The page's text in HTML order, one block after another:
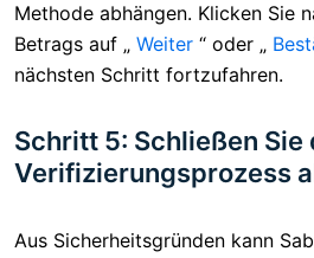
Methode abhängen. Klicken Sie
Betrags auf „ Weiter “ oder „
nächsten Schritt fortzufahren.
Schritt 5: Schließen Sie
Verifizierungsprozess
Aus Sicherheitsgründen kann